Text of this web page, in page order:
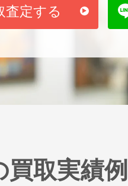
査定する
買取実績例